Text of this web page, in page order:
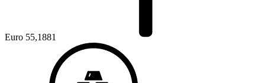
Euro 55,1881